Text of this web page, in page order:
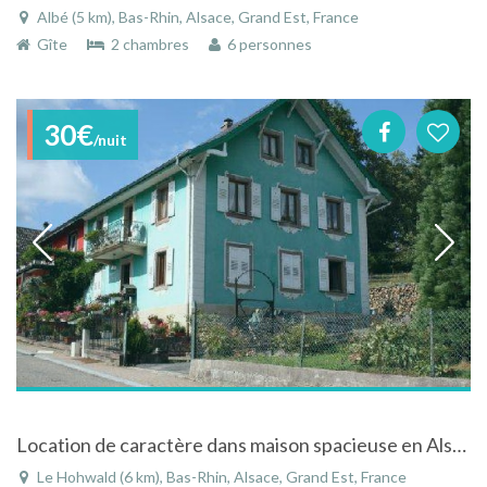
Albé (5 km), Bas-Rhin, Alsace, Grand Est, France
Gîte
2 chambres 6 personnes
30€/nuit
Location de caractère dans maison spacieuse en Alsace
Le Hohwald (6 km), Bas-Rhin, Alsace, Grand Est, France